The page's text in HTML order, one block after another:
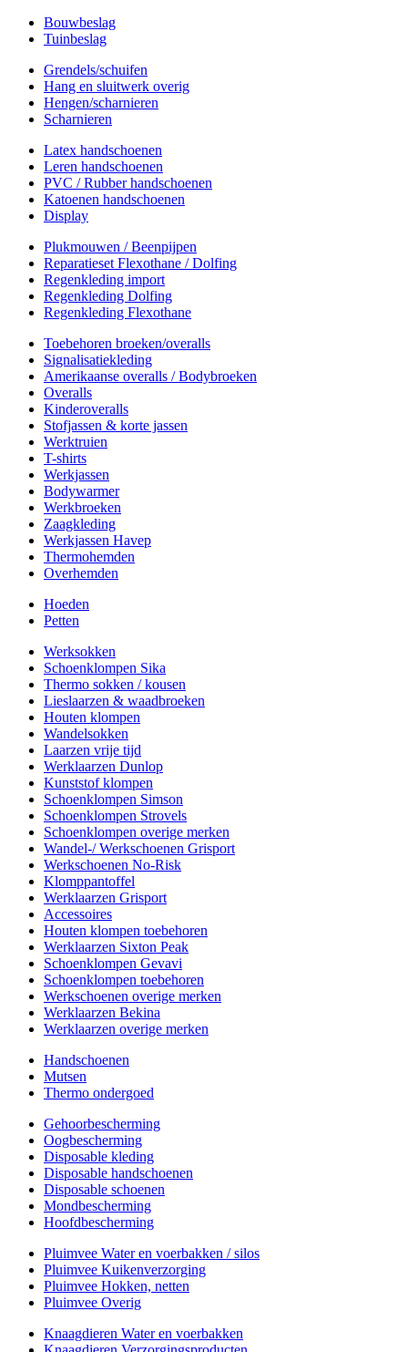
Bouwbeslag
Tuinbeslag
Grendels/schuifen
Hang en sluitwerk overig
Hengen/scharnieren
Scharnieren
Latex handschoenen
Leren handschoenen
PVC / Rubber handschoenen
Katoenen handschoenen
Display
Plukmouwen / Beenpijpen
Reparatieset Flexothane / Dolfing
Regenkleding import
Regenkleding Dolfing
Regenkleding Flexothane
Toebehoren broeken/overalls
Signalisatiekleding
Amerikaanse overalls / Bodybroeken
Overalls
Kinderoveralls
Stofjassen & korte jassen
Werktruien
T-shirts
Werkjassen
Bodywarmer
Werkbroeken
Zaagkleding
Werkjassen Havep
Thermohemden
Overhemden
Hoeden
Petten
Werksokken
Schoenklompen Sika
Thermo sokken / kousen
Lieslaarzen & waadbroeken
Houten klompen
Wandelsokken
Laarzen vrije tijd
Werklaarzen Dunlop
Kunststof klompen
Schoenklompen Simson
Schoenklompen Strovels
Schoenklompen overige merken
Wandel-/ Werkschoenen Grisport
Werkschoenen No-Risk
Klomppantoffel
Werklaarzen Grisport
Accessoires
Houten klompen toebehoren
Werklaarzen Sixton Peak
Schoenklompen Gevavi
Schoenklompen toebehoren
Werkschoenen overige merken
Werklaarzen Bekina
Werklaarzen overige merken
Handschoenen
Mutsen
Thermo ondergoed
Gehoorbescherming
Oogbescherming
Disposable kleding
Disposable handschoenen
Disposable schoenen
Mondbescherming
Hoofdbescherming
Pluimvee Water en voerbakken / silos
Pluimvee Kuikenverzorging
Pluimvee Hokken, netten
Pluimvee Overig
Knaagdieren Water en voerbakken